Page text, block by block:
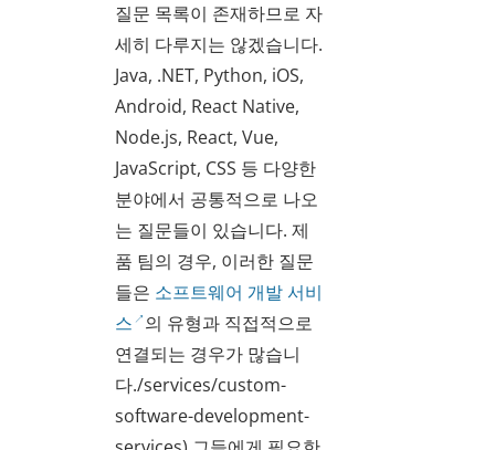
질문 목록이 존재하므로 자
세히 다루지는 않겠습니다.
Java, .NET, Python, iOS,
Android, React Native,
Node.js, React, Vue,
JavaScript, CSS 등 다양한
분야에서 공통적으로 나오
는 질문들이 있습니다. 제
품 팀의 경우, 이러한 질문
들은 소프트웨어 개발 서비
스 의 유형과 직접적으로
연결되는 경우가 많습니
다./services/custom-
software-development-